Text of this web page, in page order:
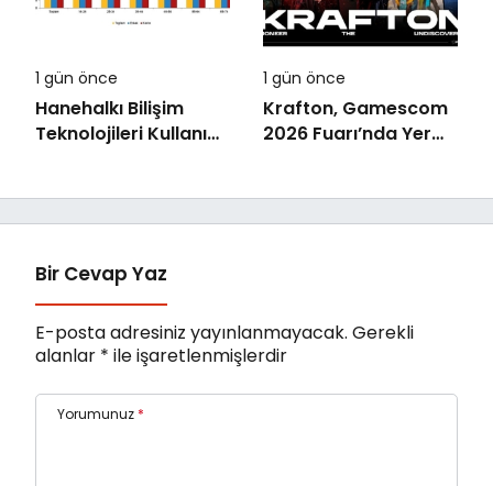
1 gün önce
Hanehalkı Bilişim
Teknolojileri Kullanım
1 gün önce
Krafton, Gamescom
2026 Fuarı’nda Yer
Bir Cevap Yaz
E-posta adresiniz yayınlanmayacak. Gerekli
alanlar * ile işaretlenmişlerdir
Yorumunuz *